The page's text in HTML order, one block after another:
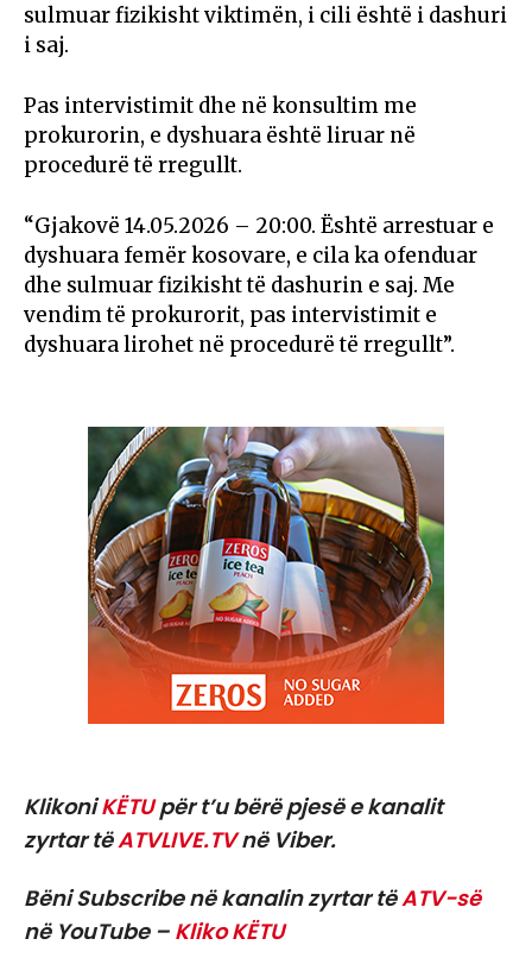
sulmuar fizikisht viktimën, i cili është i dashuri
i saj.
Pas intervistimit dhe në konsultim me
prokurorin, e dyshuara është liruar në
procedurë të rregullt.
“Gjakovë 14.05.2026 – 20:00. Është arrestuar e
dyshuara femër kosovare, e cila ka ofenduar
dhe sulmuar fizikisht të dashurin e saj. Me
vendim të prokurorit, pas intervistimit e
dyshuara lirohet në procedurë të rregullt”.
KlikoniKËTUpër t’u bërë pjesë e kanalit
zyrtar tëATVLIVE.TVnë Viber.
Bëni Subscribe në kanalin zyrtar tëATV-së
në YouTube – Kliko KËTU